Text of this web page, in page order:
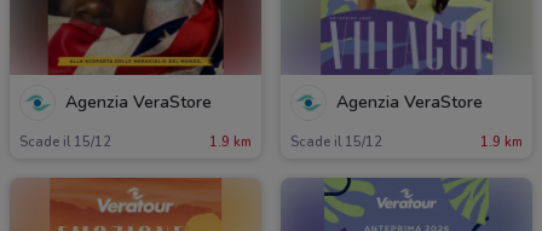
Agenzia VeraStore
Scade il 15/12 1.9 km
Agenzia VeraStore
Scade il 15/12 1.9 km